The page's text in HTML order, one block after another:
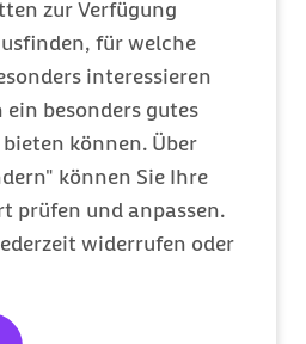
zur Verfügung
für welche
interessieren
besonders gutes
können. Über
können Sie Ihre
prüfen und anpassen.
widerrufen oder
ist abhängig davon, wie
Schwitzen beim Training
muss über das Trinken
kann bei einem bis
der Flüssigkeit sollten
vor dem Training
eine Stunde trainiert,
kleine
zu zwei Stunden nach
sollte der